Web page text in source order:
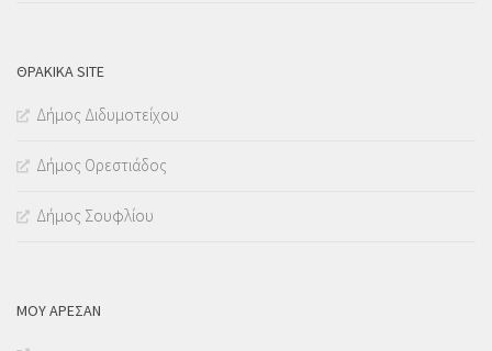
ΘΡΑΚΙΚΑ SITE
Δήμος Διδυμοτείχου
Δήμος Ορεστιάδος
Δήμος Σουφλίου
ΜΟΥ ΆΡΕΣΑΝ